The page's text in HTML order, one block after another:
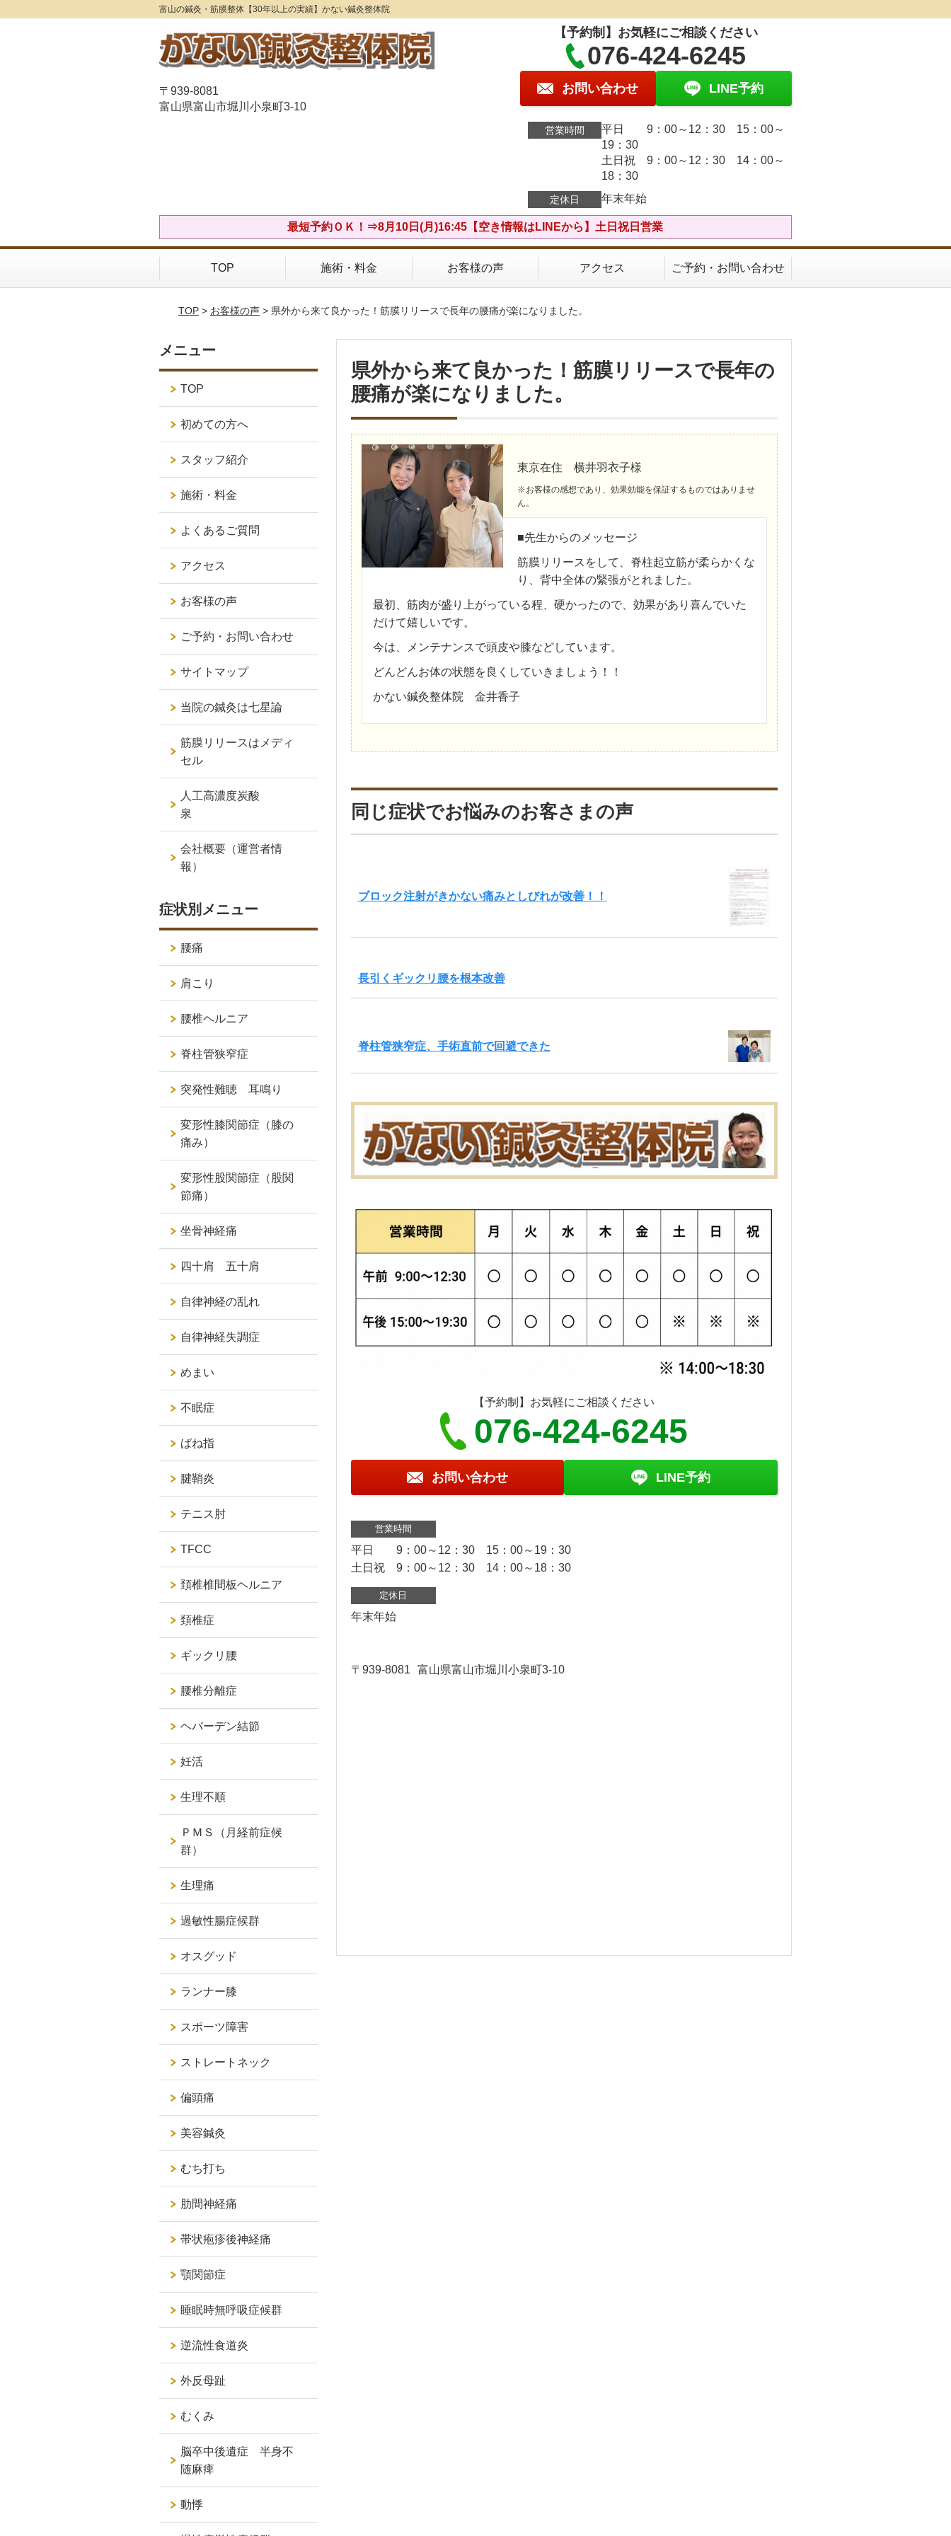
富山の鍼灸・筋膜整体【30年以上の実績】かない鍼灸整体院
〒939-8081
富山県富山市堀川小泉町3-10
【予約制】お気軽にご相談ください
076-424-6245
お問い合わせ LINE予約
営業時間
平日 9：00～12：30 15：00～
19：30
土日祝 9：00～12：30 14：00～
18：30
定休日 年末年始
最短予約ＯＫ！⇒8月10日(月)16:45【空き情報はLINEから】土日祝日営業
TOP 施術・料金 お客様の声 アクセス ご予約・お問い合わせ
TOP> お客様の声> 県外から来て良かった！筋膜リリースで長年の腰痛が楽になりました。
県外から来て良かった！筋膜リリースで長年の
腰痛が楽になりました。
東京在住 横井羽衣子様
※お客様の感想であり、効果効能を保証するものではありませ
ん。
■先生からのメッセージ
筋膜リリースをして、脊柱起立筋が柔らかくな
り、背中全体の緊張がとれました。
最初、筋肉が盛り上がっている程、硬かったので、効果があり喜んでいた
だけて嬉しいです。
今は、メンテナンスで頭皮や膝などしています。
どんどんお体の状態を良くしていきましょう！！
かない鍼灸整体院 金井香子
同じ症状でお悩みのお客さまの声
ブロック注射がきかない痛みとしびれが改善！！
長引くギックリ腰を根本改善
脊柱管狭窄症、手術直前で回避できた
【予約制】お気軽にご相談ください
076-424-6245
お問い合わせ LINE予約
営業時間
平日 9：00～12：30 15：00～19：30
土日祝 9：00～12：30 14：00～18：30
定休日
年末年始
〒939-8081 富山県富山市堀川小泉町3-10
メニュー
TOP
初めての方へ
スタッフ紹介
施術・料金
よくあるご質問
アクセス
お客様の声
ご予約・お問い合わせ
サイトマップ
当院の鍼灸は七星論
筋膜リリースはメディ
セル
人工高濃度炭酸
泉
会社概要（運営者情
報）
症状別メニュー
腰痛
肩こり
腰椎ヘルニア
脊柱管狭窄症
突発性難聴 耳鳴り
変形性膝関節症（膝の
痛み）
変形性股関節症（股関
節痛）
坐骨神経痛
四十肩 五十肩
自律神経の乱れ
自律神経失調症
めまい
不眠症
ばね指
腱鞘炎
テニス肘
TFCC
頚椎椎間板ヘルニア
頚椎症
ギックリ腰
腰椎分離症
ヘバーデン結節
妊活
生理不順
ＰＭＳ（月経前症候
群）
生理痛
過敏性腸症候群
オスグッド
ランナー膝
スポーツ障害
ストレートネック
偏頭痛
美容鍼灸
むち打ち
肋間神経痛
帯状疱疹後神経痛
顎関節症
睡眠時無呼吸症候群
逆流性食道炎
外反母趾
むくみ
脳卒中後遺症 半身不
随麻痺
動悸